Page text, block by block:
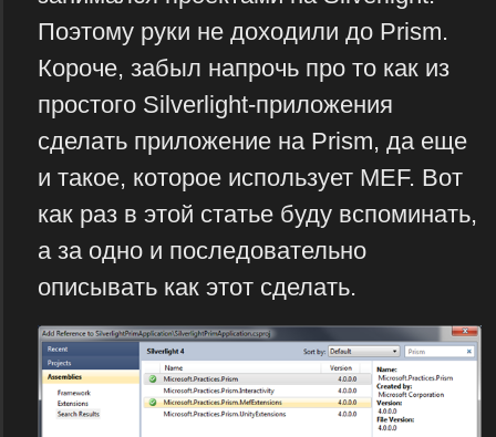
Поэтому руки не доходили до Prism.
Короче, забыл напрочь про то как из
простого Silverlight-приложения
сделать приложение на Prism, да еще
и такое, которое использует MEF. Вот
как раз в этой статье буду вспоминать,
а за одно и последовательно
описывать как этот сделать.